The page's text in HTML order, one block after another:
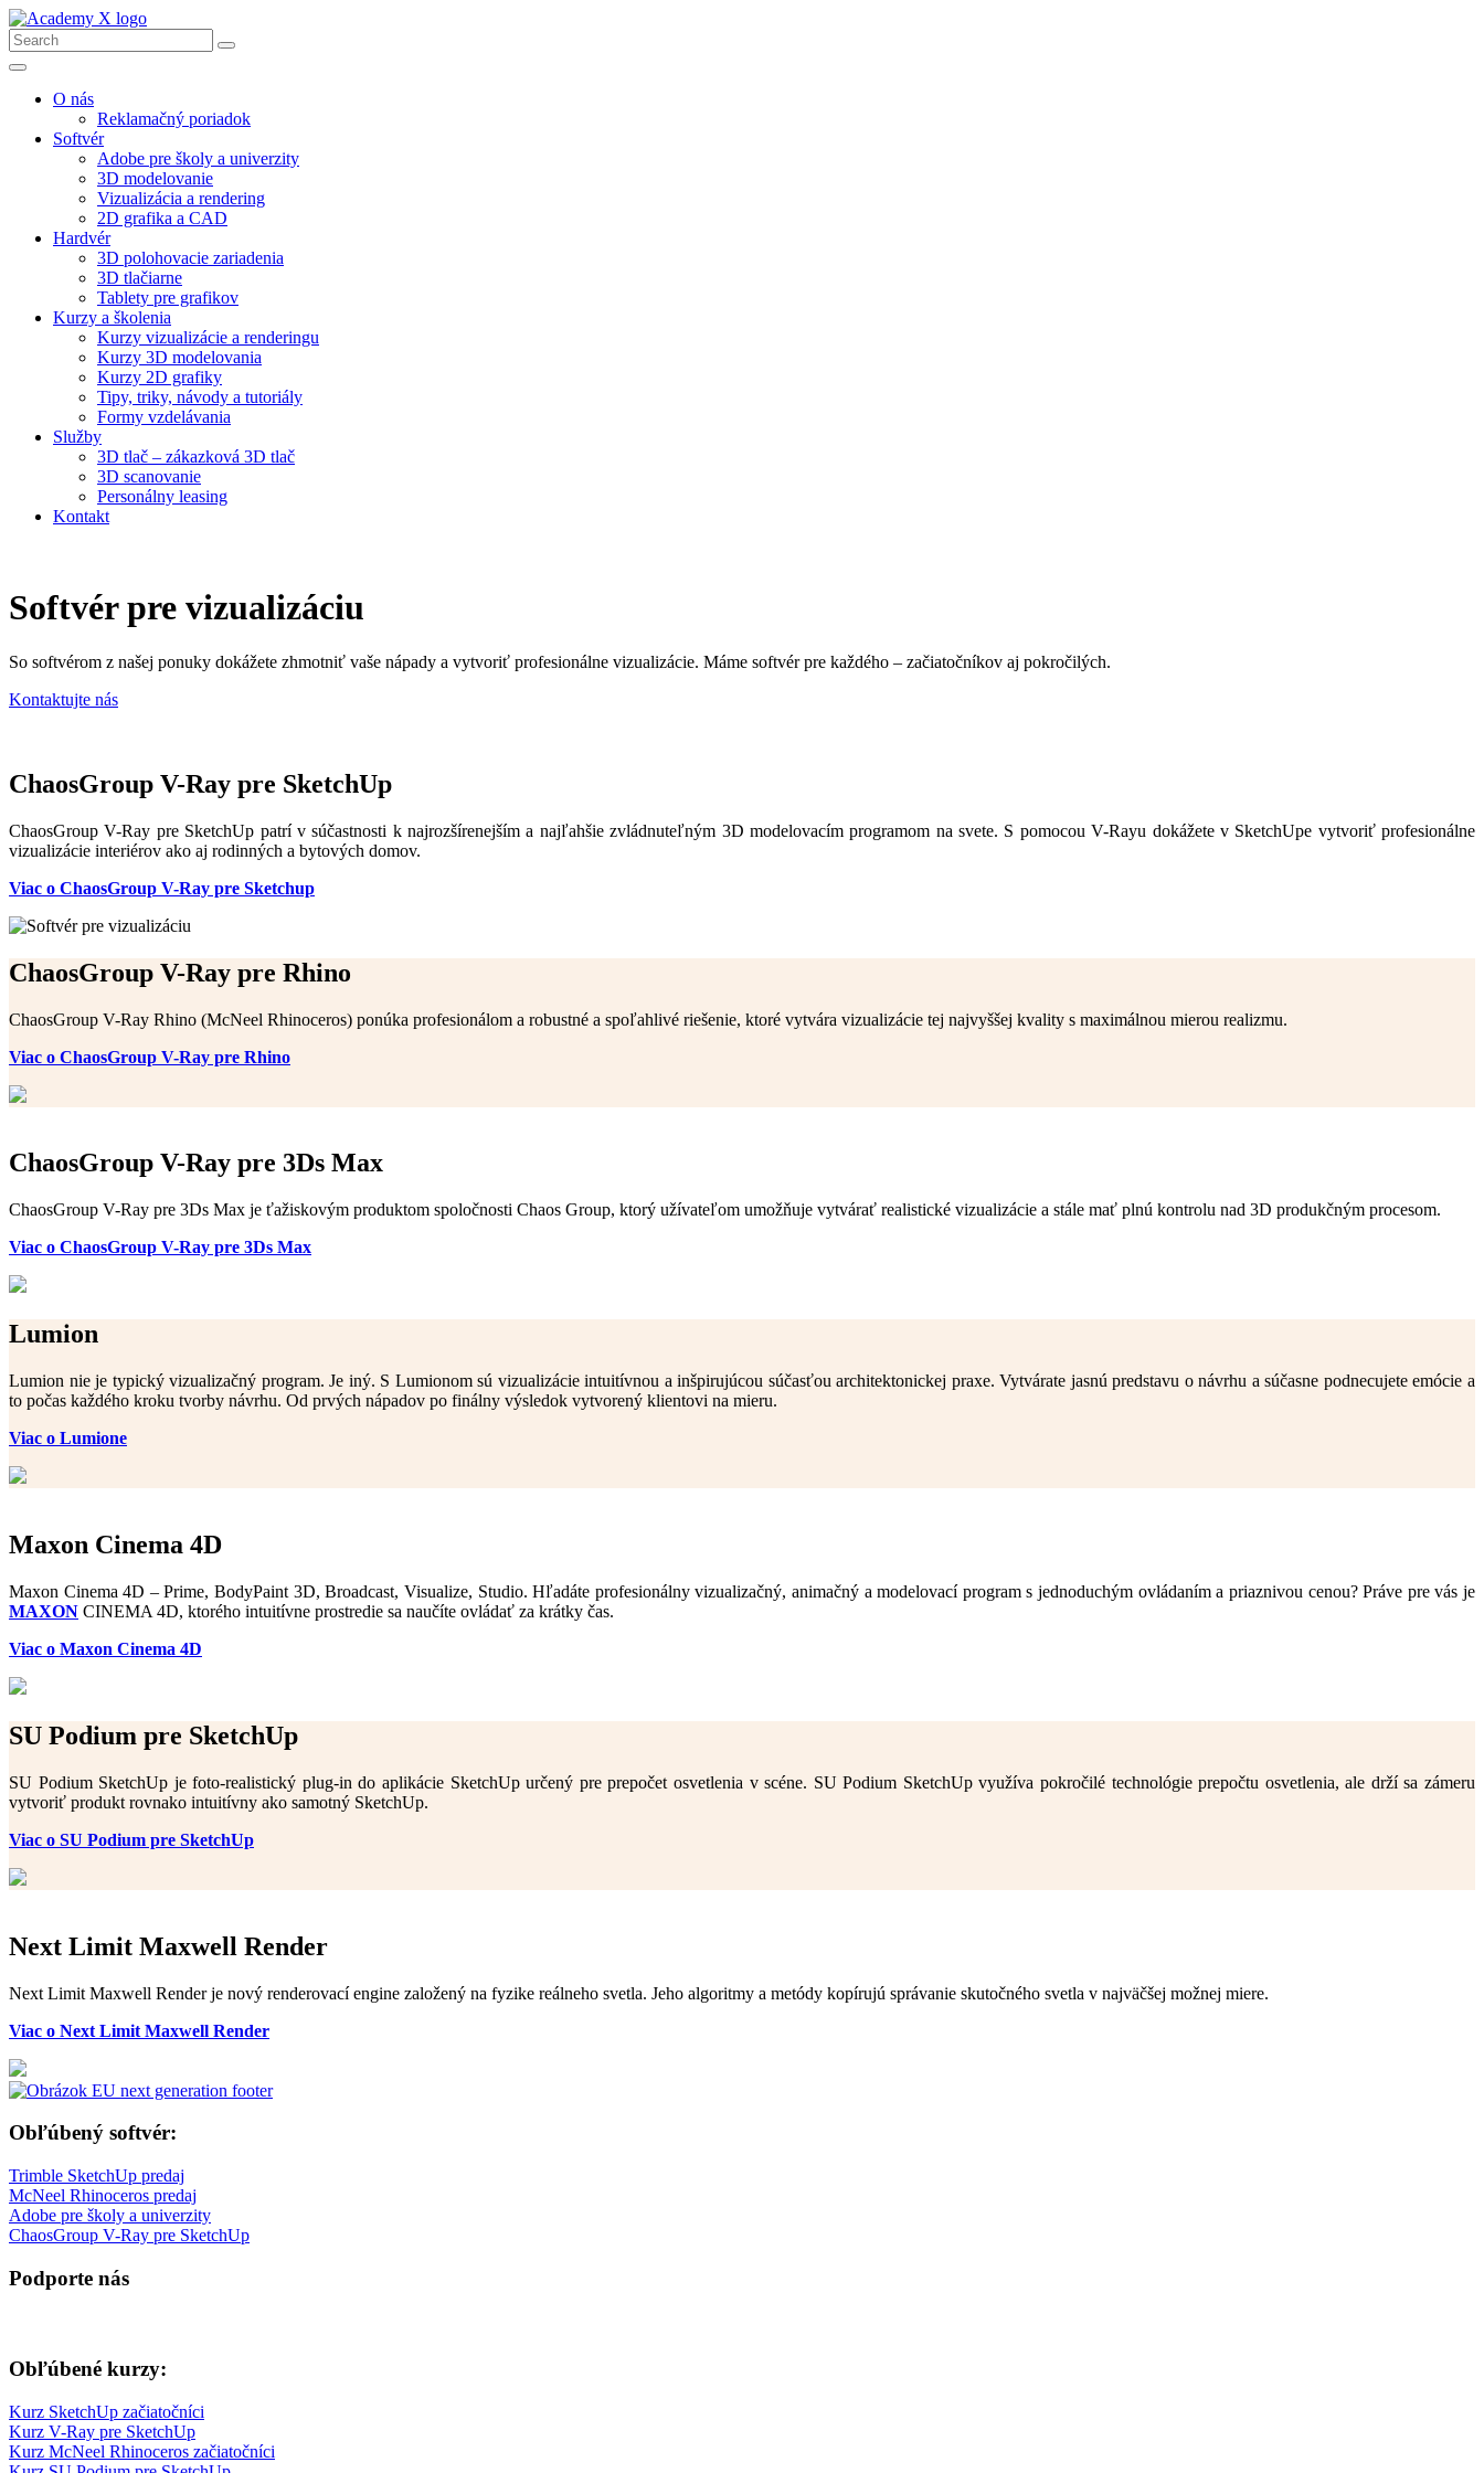
O nás
Reklamačný poriadok
Softvér
Adobe pre školy a univerzity
3D modelovanie
Vizualizácia a rendering
2D grafika a CAD
Hardvér
3D polohovacie zariadenia
3D tlačiarne
Tablety pre grafikov
Kurzy a školenia
Kurzy vizualizácie a renderingu
Kurzy 3D modelovania
Kurzy 2D grafiky
Tipy, triky, návody a tutoriály
Formy vzdelávania
Služby
3D tlač – zákazková 3D tlač
3D scanovanie
Personálny leasing
Kontakt
Softvér pre vizualizáciu
So softvérom z našej ponuky dokážete zhmotniť vaše nápady a vytvoriť profesionálne vizualizácie. Máme softvér pre každého – začiatočníkov aj pokročilých.
Kontaktujte nás
ChaosGroup V-Ray pre SketchUp
ChaosGroup V-Ray pre SketchUp patrí v súčastnosti k najrozšírenejším a najľahšie zvládnuteľným 3D modelovacím programom na svete. S pomocou V-Rayu dokážete v SketchUpe vytvoriť profesionálne
vizualizácie interiérov ako aj rodinných a bytových domov.
Viac o ChaosGroup V-Ray pre Sketchup
ChaosGroup V-Ray pre Rhino
ChaosGroup V-Ray Rhino (McNeel Rhinoceros) ponúka profesionálom a robustné a spoľahlivé riešenie, ktoré vytvára vizualizácie tej najvyššej kvality s maximálnou mierou realizmu.
Viac o ChaosGroup V-Ray pre Rhino
ChaosGroup V-Ray pre 3Ds Max
ChaosGroup V-Ray pre 3Ds Max je ťažiskovým produktom spoločnosti Chaos Group, ktorý užívateľom umožňuje vytvárať realistické vizualizácie a stále mať plnú kontrolu nad 3D produkčným procesom.
Viac o ChaosGroup V-Ray pre 3Ds Max
Lumion
Lumion nie je typický vizualizačný program. Je iný. S Lumionom sú vizualizácie intuitívnou a inšpirujúcou súčasťou architektonickej praxe. Vytvárate jasnú predstavu o návrhu a súčasne podnecujete emócie a
to počas každého kroku tvorby návrhu. Od prvých nápadov po finálny výsledok vytvorený klientovi na mieru.
Viac o Lumione
Maxon Cinema 4D
Maxon Cinema 4D – Prime, BodyPaint 3D, Broadcast, Visualize, Studio. Hľadáte profesionálny vizualizačný, animačný a modelovací program s jednoduchým ovládaním a priaznivou cenou? Práve pre vás je
MAXON CINEMA 4D, ktorého intuitívne prostredie sa naučíte ovládať za krátky čas.
Viac o Maxon Cinema 4D
SU Podium pre SketchUp
SU Podium SketchUp je foto-realistický plug-in do aplikácie SketchUp určený pre prepočet osvetlenia v scéne. SU Podium SketchUp využíva pokročilé technológie prepočtu osvetlenia, ale drží sa zámeru
vytvoriť produkt rovnako intuitívny ako samotný SketchUp.
Viac o SU Podium pre SketchUp
Next Limit Maxwell Render
Next Limit Maxwell Render je nový renderovací engine založený na fyzike reálneho svetla. Jeho algoritmy a metódy kopírujú správanie skutočného svetla v najväčšej možnej miere.
Viac o Next Limit Maxwell Render
Obľúbený softvér:
Trimble SketchUp predaj
McNeel Rhinoceros predaj
Adobe pre školy a univerzity
ChaosGroup V-Ray pre SketchUp
Podporte nás
Obľúbené kurzy:
Kurz SketchUp začiatočníci
Kurz V-Ray pre SketchUp
Kurz McNeel Rhinoceros začiatočníci